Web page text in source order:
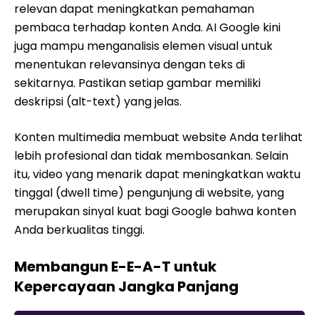
relevan dapat meningkatkan pemahaman
pembaca terhadap konten Anda. AI Google kini
juga mampu menganalisis elemen visual untuk
menentukan relevansinya dengan teks di
sekitarnya. Pastikan setiap gambar memiliki
deskripsi (alt-text) yang jelas.
Konten multimedia membuat website Anda terlihat
lebih profesional dan tidak membosankan. Selain
itu, video yang menarik dapat meningkatkan waktu
tinggal (dwell time) pengunjung di website, yang
merupakan sinyal kuat bagi Google bahwa konten
Anda berkualitas tinggi.
Membangun E-E-A-T untuk
Kepercayaan Jangka Panjang